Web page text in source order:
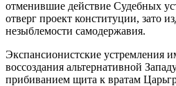
отменившие действие Судебных
отверг проект конституции, зато
незыблемости самодержавия.
Экспансионистские устремления
воссоздания альтернативной
прибиванием щита к вратам